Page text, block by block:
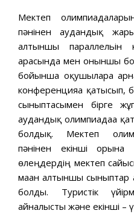
Мектеп
пәнінен аудандық
алтыншы параллельін
арасында мен оныншы
бойынша оқушыларға
конференцияға қатысып,
сыныптасымен бірге
аудандық олимпиадаға
болдық. Мектеп
пәнінен екінші
өлеңдердің мектеп
маған алтыншы сыныптар
болды. Туристік
айналысты және екінші –